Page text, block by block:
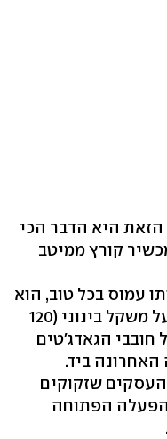
היא הדבר הכי
קורץ ממיטב
עמוס בכל טוב, הוא
עדיין שומר על ממדים סבירים ועל משקל בינוני (120
חובבי הגאדג'טים
ביד.
שזקוקים
הפתוחה